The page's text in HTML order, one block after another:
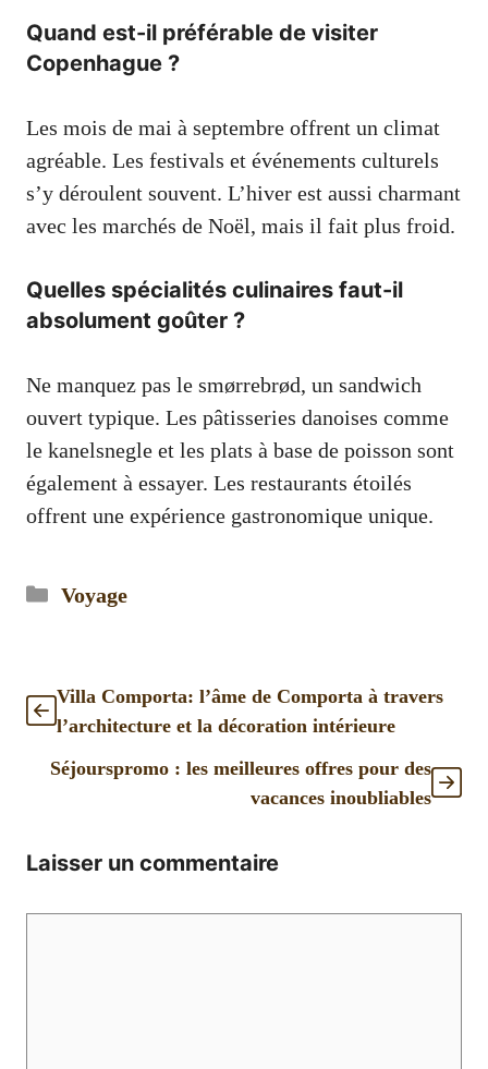
Quand est-il préférable de visiter
Copenhague ?
Les mois de mai à septembre offrent un climat
agréable. Les festivals et événements culturels
s’y déroulent souvent. L’hiver est aussi charmant
avec les marchés de Noël, mais il fait plus froid.
Quelles spécialités culinaires faut-il
absolument goûter ?
Ne manquez pas le smørrebrød, un sandwich
ouvert typique. Les pâtisseries danoises comme
le kanelsnegle et les plats à base de poisson sont
également à essayer. Les restaurants étoilés
offrent une expérience gastronomique unique.
Catégories
Voyage
Villa Comporta: l’âme de Comporta à travers
l’architecture et la décoration intérieure
Séjourspromo : les meilleures offres pour des
vacances inoubliables
Laisser un commentaire